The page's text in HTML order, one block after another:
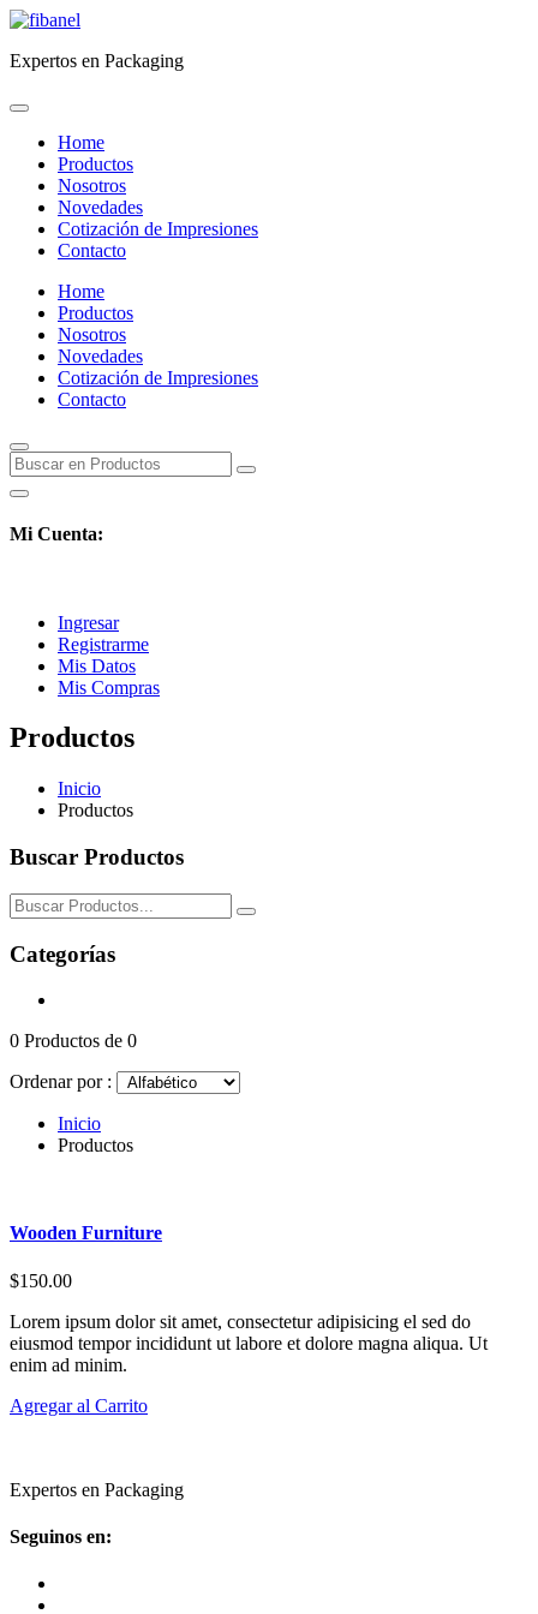
Expertos en Packaging
Home
Productos
Nosotros
Novedades
Cotización de Impresiones
Contacto
Home
Productos
Nosotros
Novedades
Cotización de Impresiones
Contacto
Mi Cuenta:
Ingresar
Registrarme
Mis Datos
Mis Compras
Productos
Inicio
Productos
Buscar Productos
Categorías
0 Productos de 0
Ordenar por :
Inicio
Productos
Wooden Furniture
$150.00
Lorem ipsum dolor sit amet, consectetur adipisicing el sed do
eiusmod tempor incididunt ut labore et dolore magna aliqua. Ut
enim ad minim.
Agregar al Carrito
Expertos en Packaging
Seguinos en: